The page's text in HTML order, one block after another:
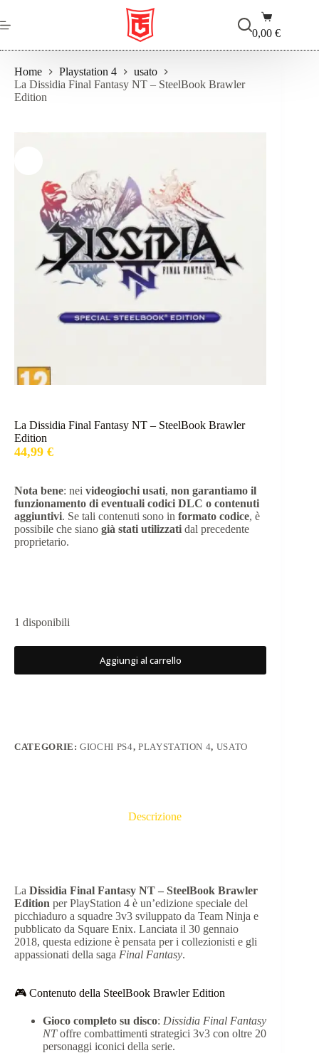
al
contenuto
Carrello
0,00€
Home Playstation 4
usato
La Dissidia Final Fantasy NT – SteelBook Brawler
Edition
La Dissidia Final Fantasy NT – SteelBook Brawler
Edition
44,99 €
Nota bene: nei videogiochi usati, non garantiamo il
funzionamento di eventuali codici DLC o contenuti
aggiuntivi. Se tali contenuti sono in formato codice, è
possibile che siano già stati utilizzati dal precedente
proprietario.
1 disponibili
Aggiungi al carrello
CATEGORIE:GIOCHI PS4, PLAYSTATION 4, USATO
Descrizione
La Dissidia Final Fantasy NT – SteelBook Brawler
Edition per PlayStation 4 è un’edizione speciale del
picchiaduro a squadre 3v3 sviluppato da Team Ninja e
pubblicato da Square Enix. Lanciata il 30 gennaio
2018, questa edizione è pensata per i collezionisti e gli
appassionati della saga Final Fantasy.
🎮 Contenuto della SteelBook Brawler Edition
Gioco completo su disco: Dissidia Final Fantasy
NToffre combattimenti strategici 3v3 con oltre 20
personaggi iconici della serie.